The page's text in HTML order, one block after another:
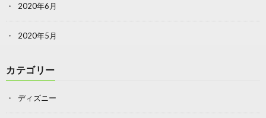
2020年6月
2020年5月
カテゴリー
ディズニー